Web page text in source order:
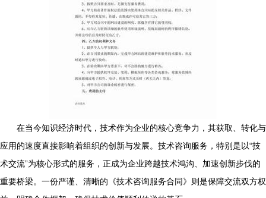
在当今知识经济时代，技术作为企业的核心竞争力，其获取、转化与
应用的速度直接影响着组织的创新与发展。技术咨询服务，特别是以“技
术交流”为核心形式的服务，正成为企业跨越技术鸿沟、加速创新步伐的
重要桥梁。一份严谨、清晰的《技术咨询服务合同》则是保障交流双方权